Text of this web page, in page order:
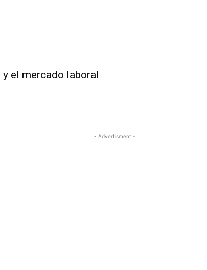
el mercado laboral
- Advertisment -